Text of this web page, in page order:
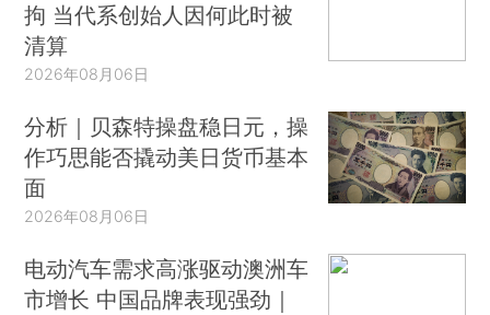
拘 当代系创始人因何此时被
清算
2026年08月06日
分析｜贝森特操盘稳日元，操
作巧思能否撬动美日货币基本
面
2026年08月06日
电动汽车需求高涨驱动澳洲车
市增长 中国品牌表现强劲｜